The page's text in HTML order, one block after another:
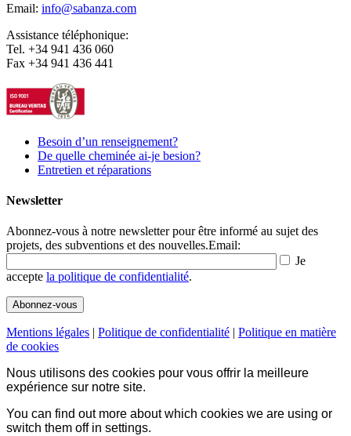
Email: info@sabanza.com
Assistance téléphonique:
Tel. +34 941 436 060
Fax +34 941 436 441
Besoin d’un renseignement?
De quelle cheminée ai-je besion?
Entretien et réparations
Newsletter
Abonnez-vous à notre newsletter pour être informé au sujet des
projets, des subventions et des nouvelles.Email:
Je
accepte la politique de confidentialité.
Mentions légales | Politique de confidentialité | Politique en matière
de cookies
Nous utilisons des cookies pour vous offrir la meilleure
expérience sur notre site.
You can find out more about which cookies we are using or
switch them off in settings.